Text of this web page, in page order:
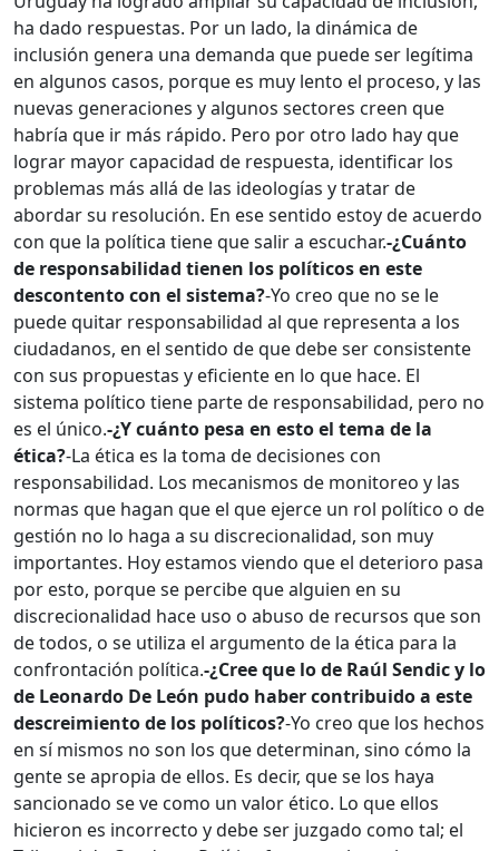
ha dado respuestas. Por un lado, la dinámica de
inclusión genera una demanda que puede ser legítima
en algunos casos, porque es muy lento el proceso, y las
nuevas generaciones y algunos sectores creen que
habría que ir más rápido. Pero por otro lado hay que
lograr mayor capacidad de respuesta, identificar los
problemas más allá de las ideologías y tratar de
abordar su resolución. En ese sentido estoy de acuerdo
con que la política tiene que salir a escuchar.-¿Cuánto
de responsabilidad tienen los políticos en este
descontento con el sistema?-Yo creo que no se le
puede quitar responsabilidad al que representa a los
ciudadanos, en el sentido de que debe ser consistente
con sus propuestas y eficiente en lo que hace. El
sistema político tiene parte de responsabilidad, pero no
es el único.-¿Y cuánto pesa en esto el tema de la
ética?-La ética es la toma de decisiones con
responsabilidad. Los mecanismos de monitoreo y las
normas que hagan que el que ejerce un rol político o de
gestión no lo haga a su discrecionalidad, son muy
importantes. Hoy estamos viendo que el deterioro pasa
por esto, porque se percibe que alguien en su
discrecionalidad hace uso o abuso de recursos que son
de todos, o se utiliza el argumento de la ética para la
confrontación política.-¿Cree que lo de Raúl Sendic y lo
de Leonardo De León pudo haber contribuido a este
descreimiento de los políticos?-Yo creo que los hechos
en sí mismos no son los que determinan, sino cómo la
gente se apropia de ellos. Es decir, que se los haya
sancionado se ve como un valor ético. Lo que ellos
hicieron es incorrecto y debe ser juzgado como tal; el